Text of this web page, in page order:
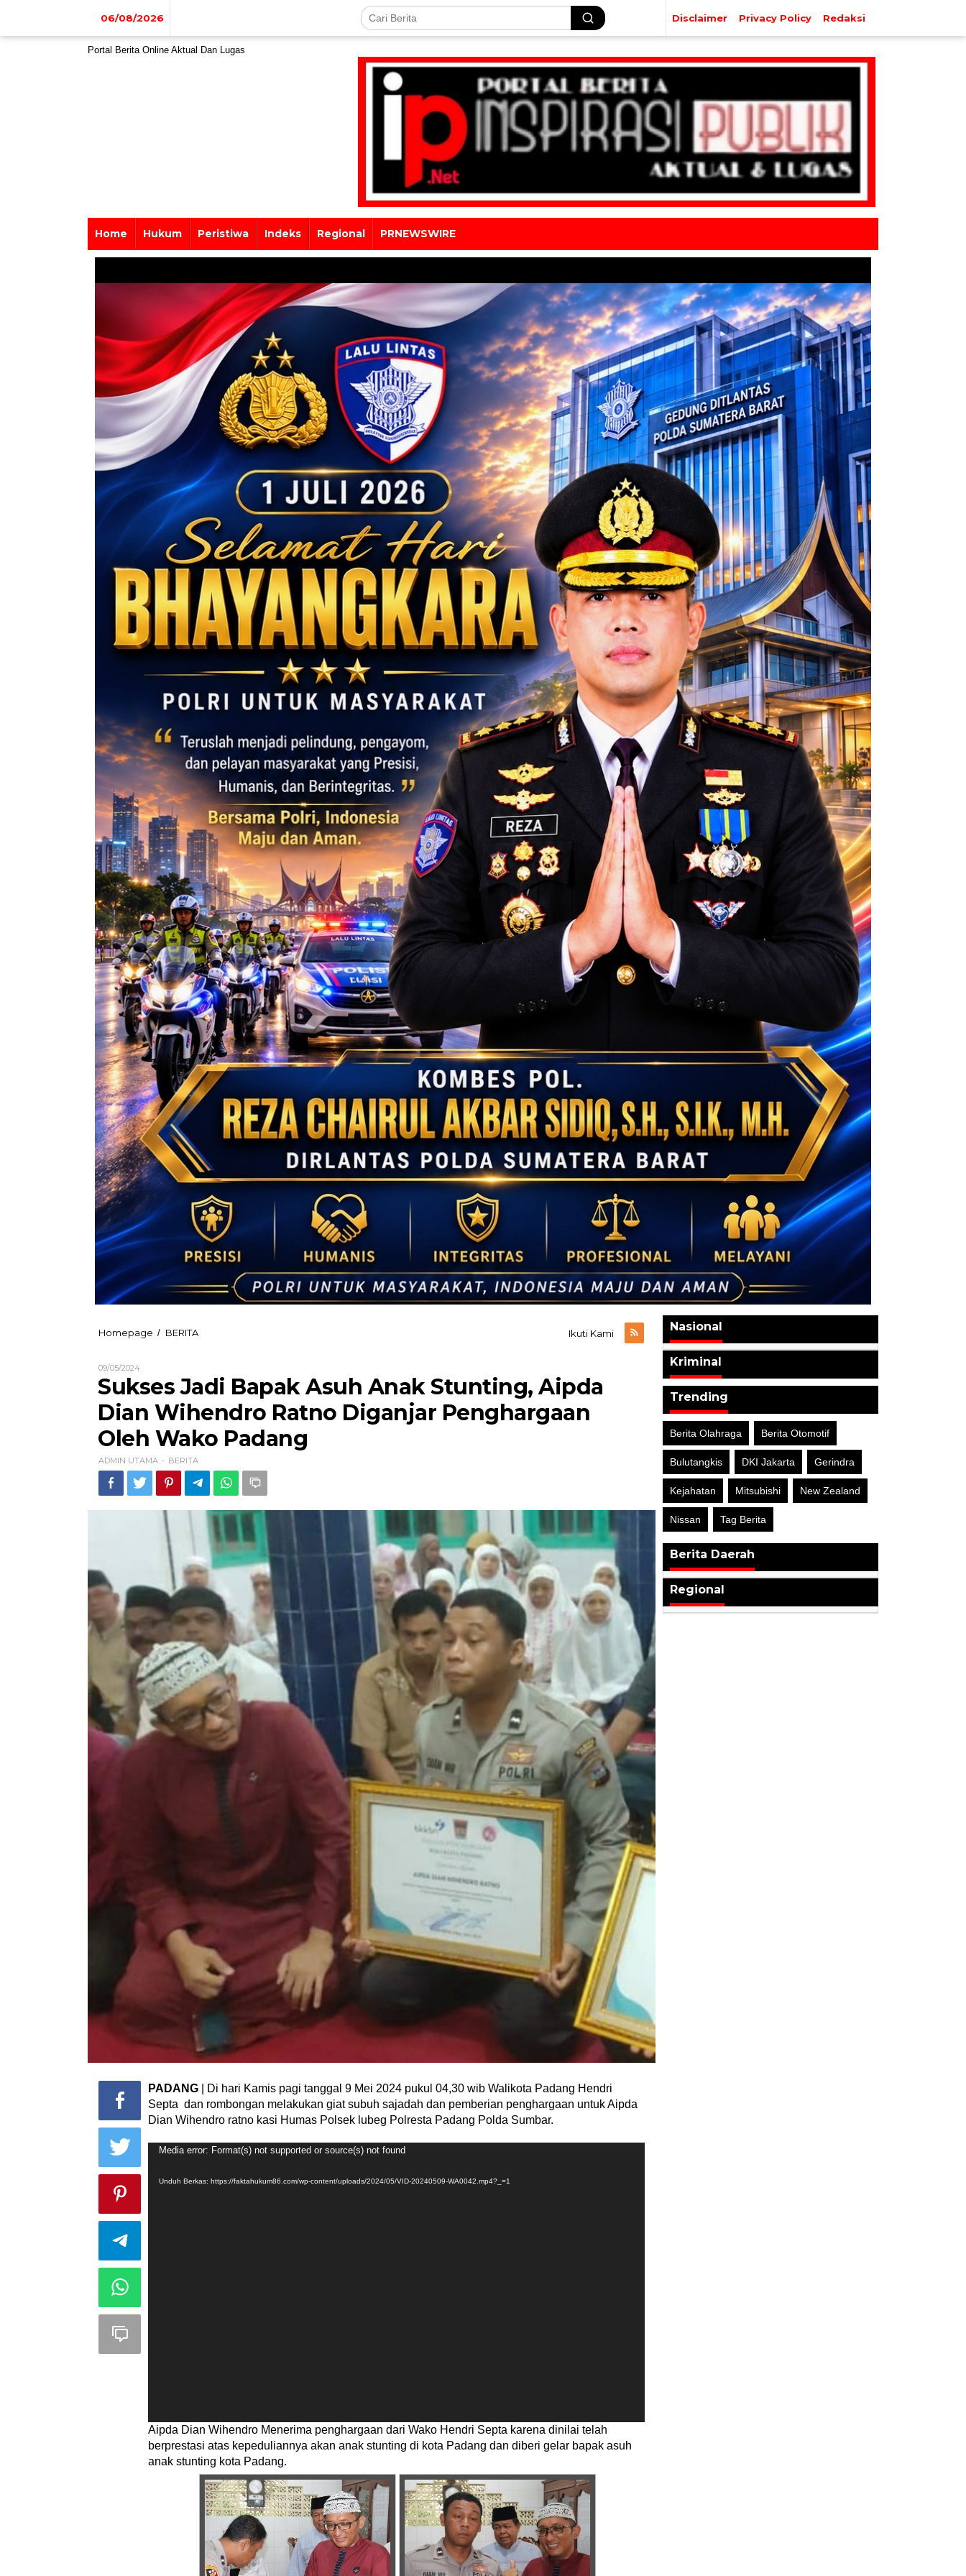
06/08/2026 Disclaimer Privacy Policy Redaksi
Portal Berita Online Aktual Dan Lugas
Home Hukum Peristiwa Indeks Regional PRNEWSWIRE
Homepage / BERITASukses
Anak
Stunting,
Aipda
Dian
Wihendro
Ratno
Diganjar
Penghargaan
Oleh
Padang
Ikuti Kami
09/05/2024Oleh
UTAMA
Sukses Jadi Bapak Asuh Anak Stunting, Aipda
Dian Wihendro Ratno Diganjar Penghargaan
Oleh Wako Padang
ADMIN UTAMA - BERITA
PADANG | Di hari Kamis pagi tanggal 9 Mei 2024 pukul 04,30 wib Walikota Padang Hendri
Septa dan rombongan melakukan giat subuh sajadah dan pemberian penghargaan untuk Aipda
Dian Wihendro ratno kasi Humas Polsek lubeg Polresta Padang Polda Sumbar.
Pemutar
Media error: Format(s) not supported or source(s) not found
Unduh Berkas: https://faktahukum86.com/wp-content/uploads/2024/05/VID-20240509-WA0042.mp4?_=1
Aipda Dian Wihendro Menerima penghargaan dari Wako Hendri Septa karena dinilai telah
berprestasi atas kepeduliannya akan anak stunting di kota Padang dan diberi gelar bapak asuh
anak stunting kota Padang.
Nasional
Kriminal
Trending
Berita Olahraga Berita Otomotif
Bulutangkis DKI Jakarta Gerindra
Kejahatan Mitsubishi New Zealand
Nissan Tag Berita
Berita Daerah
Regional